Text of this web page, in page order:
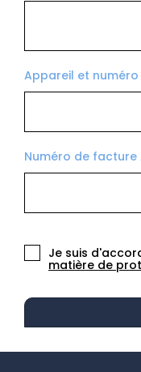
Appareil et numéro
Numéro de
Je suis
matière de